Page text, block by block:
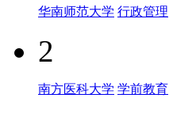
华南师范大学 行政管理
2
南方医科大学 学前教育